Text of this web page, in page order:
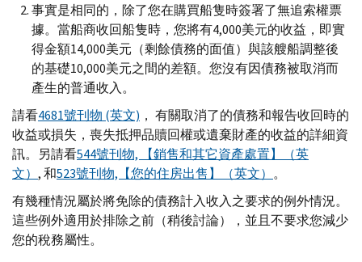
事實是相同的，除了您在購買船隻時簽署了無追索權票
據。當船商收回船隻時，您將有4,000美元的收益，即實
得金額14,000美元（剩餘債務的面值）與該艘船調整後
的基礎10,000美元之間的差額。您沒有因債務被取消而
產生的普通收入。
請看4681號刊物 (英文) ， 有關取消了的債務和報告收回時的
收益或損失，喪失抵押品贖回權或遺棄財產的收益的詳細資
訊。另請看544號刊物, 【銷售和其它資產處置】（英
文） , 和523號刊物,【您的住房出售】（英文） 。
有幾種情況屬於將免除的債務計入收入之要求的例外情況。
這些例外適用於排除之前（稍後討論），並且不要求您減少
您的稅務屬性。